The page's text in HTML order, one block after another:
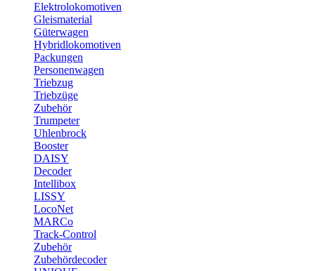
Elektrolokomotiven
Gleismaterial
Güterwagen
Hybridlokomotiven
Packungen
Personenwagen
Triebzug
Triebzüge
Zubehör
Trumpeter
Uhlenbrock
Booster
DAISY
Decoder
Intellibox
LISSY
LocoNet
MARCo
Track-Control
Zubehör
Zubehördecoder